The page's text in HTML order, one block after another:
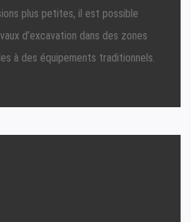
plus petites, il est possible
d’excavation dans des zones
à des équipements traditionnels.